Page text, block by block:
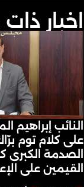
اخبار
النائب إبراهيم
على كلام توم
الصدمة الكبرى
القيمين على